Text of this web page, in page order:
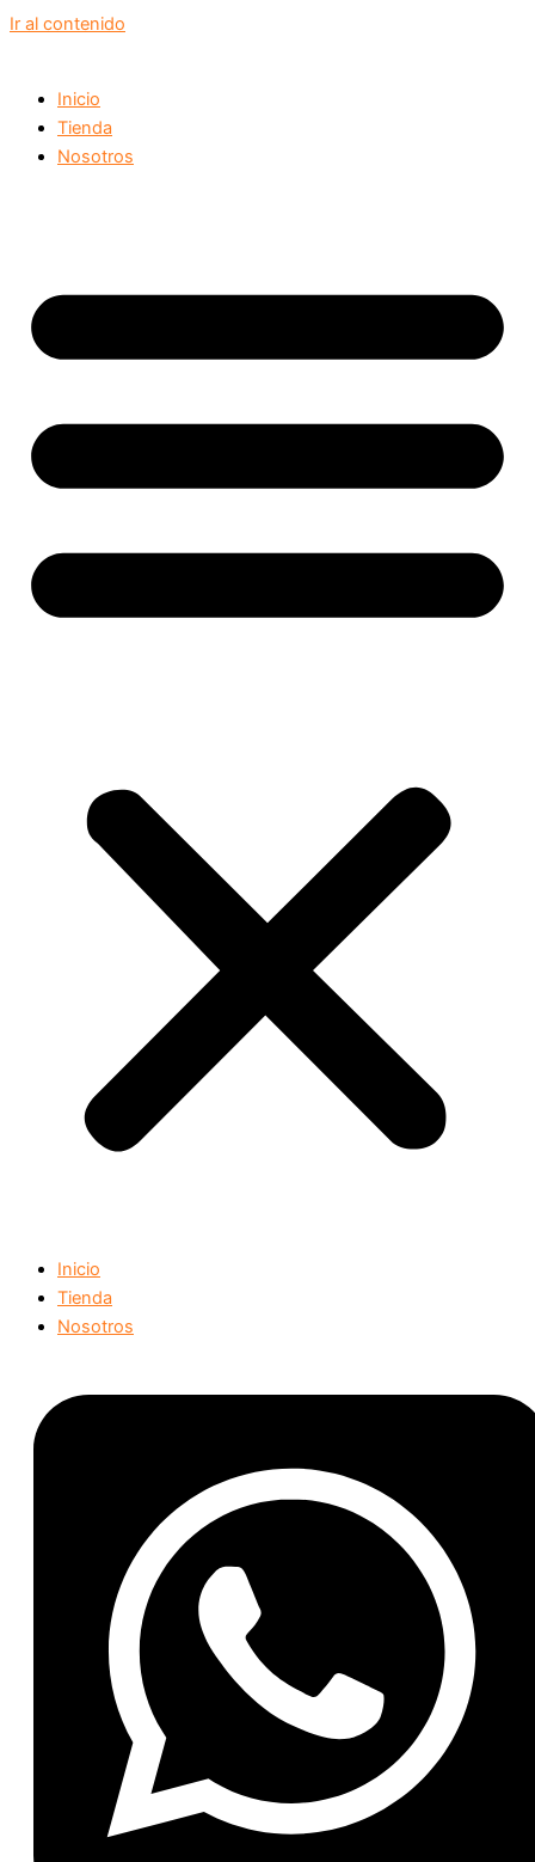
Ir al contenido
Inicio
Tienda
Nosotros
Inicio
Tienda
Nosotros